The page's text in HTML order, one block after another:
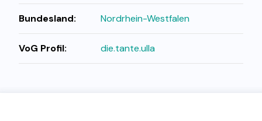
Bundesland: Nordrhein-Westfalen
VoG Profil: die.tante.ulla